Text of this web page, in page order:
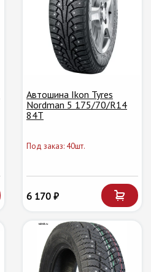
Автошина Ikon Tyres
Nordman 5 175/70/R14
84T
Под заказ: 40шт.
6 170 ₽